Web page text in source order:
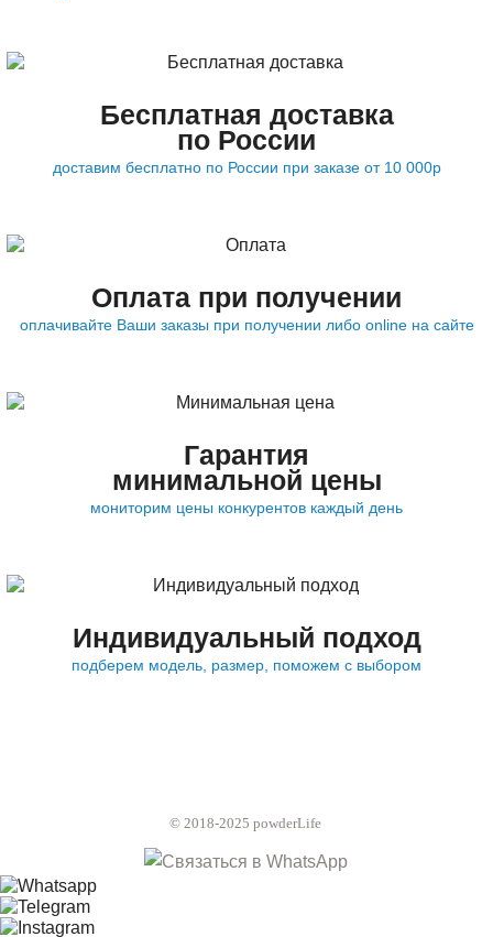
Бесплатная доставка
по России
доставим бесплатно по России при заказе от 10 000р
Оплата при получении
оплачивайте Ваши заказы при получении либо online на сайте
Гарантия
минимальной цены
мониторим цены конкурентов каждый день
Индивидуальный подход
подберем модель, размер, поможем с выбором
© 2018-2025 powderLife